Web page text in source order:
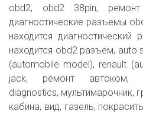
obd2, obd2 38pin,
диагностические разъемы
находится
находится obd2 разъем, auto
(automobile model), renault
jack, ремонт автоком,
diagnostics, мультимарочник,
кабина, вид, газель,